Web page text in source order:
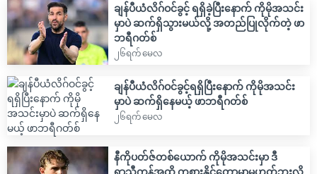
ချန်ပီယံလိဂ်ဝင်ခွင့် ရရှိခဲ့ပြီးနောက် ကိုမိုအသင်း
မှာပဲ ဆက်ရှိသွားမယ်လို့ အတည်ပြုလိုက်တဲ့ ဖာ
ဘရီဂတ်စ်
၂၆ရက် မေလ
ချန်ပီယံလိဂ်ဝင်ခွင့်ရရှိပြီးနောက် ကိုမိုအသင်း
မှာပဲ ဆက်ရှိနေမယ့် ဖာဘရီဂတ်စ်
၂၆ရက် မေလ
နီကိုပတ်ဇ်တစ်ယောက် ကိုမိုအသင်းမှာ ဒီ
ရာသီကုန်အထိ ကစားနိုင်တော့မှာမဟုတ်ဘူးလို့